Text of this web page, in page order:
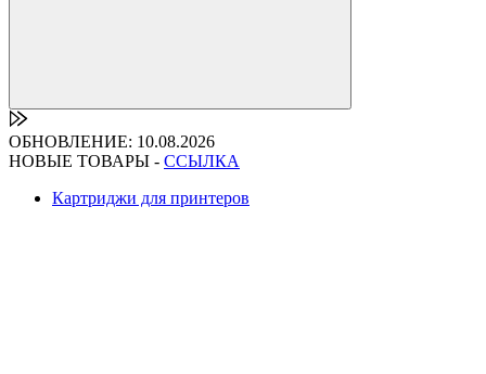
ОБНОВЛЕНИЕ: 10.08.2026
НОВЫЕ ТОВАРЫ - ССЫЛКА
Картриджи для принтеров